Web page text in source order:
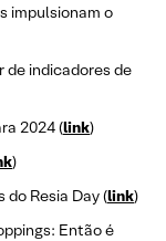
impulsionam o
indicadores de
2024 (link)
)
do Resia Day (link)
Então é